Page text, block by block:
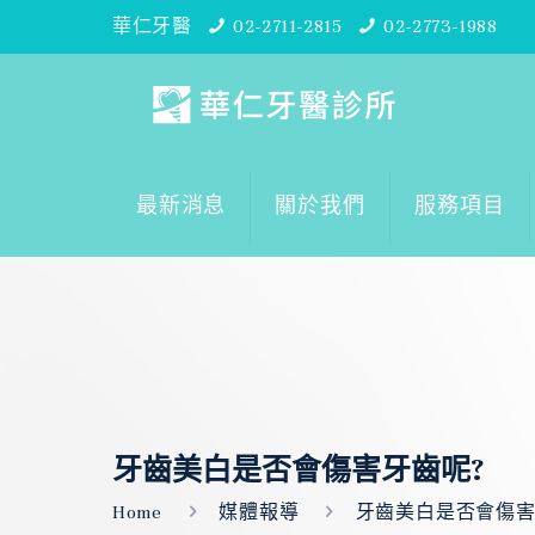
華仁牙醫 02-2711-2815 02-2773-1988
最新消息 關於我們 服務項目
牙齒美白是否會傷害牙齒呢?
Home 媒體報導 牙齒美白是否會傷